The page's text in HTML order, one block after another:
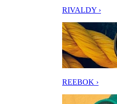
RIVALDY ›
REEBOK ›